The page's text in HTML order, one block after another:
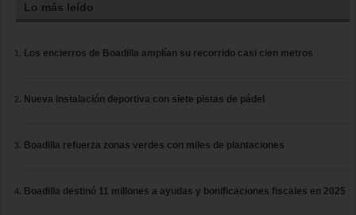
Lo más leído
Los encierros de Boadilla amplían su recorrido casi cien metros
Nueva instalación deportiva con siete pistas de pádel
Boadilla refuerza zonas verdes con miles de plantaciones
Boadilla destinó 11 millones a ayudas y bonificaciones fiscales en 2025